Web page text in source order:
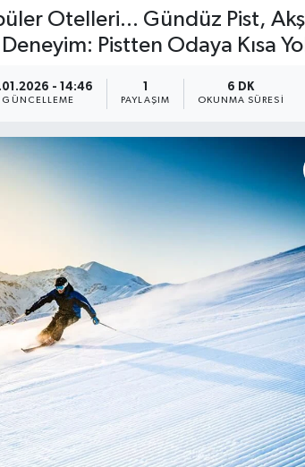
Otelleri... Gündüz Pist,
Pistten Odaya Kısa
- 14:46
GÜNCELLEME
1
PAYLAŞIM
6 DK
OKUNMA SÜRESI